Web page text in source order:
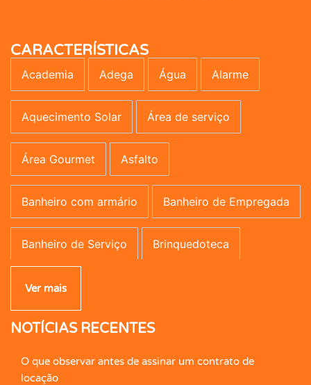
CARACTERÍSTICAS
Academia Adega Água Alarme
Aquecimento Solar Área de serviço
Área Gourmet Asfalto
Banheiro com armário Banheiro de Empregada
Banheiro de Serviço Brinquedoteca
Campo de Futebol
Caseiro Central de Gás
Cerca Elétrica
Ver mais
NOTÍCIAS RECENTES
O que observar antes de assinar um contrato de
locação